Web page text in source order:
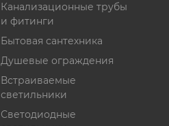
Канализационные трубы
и фитинги
Бытовая сантехника
Душевые ограждения
Встраиваемые
светильники
Светодиодные